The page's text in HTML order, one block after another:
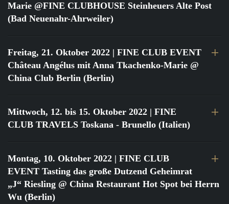
Marie @FINE CLUBHOUSE Steinheuers Alte Post
(Bad Neuenahr-Ahrweiler)
Freitag, 21. Oktober 2022 | FINE CLUB EVENT
Château Angélus mit Anna Tkachenko-Marie @
China Club Berlin (Berlin)
Mittwoch, 12. bis 15. Oktober 2022 | FINE
CLUB TRAVELS Toskana - Brunello (Italien)
Montag, 10. Oktober 2022 | FINE CLUB
EVENT Tasting das große Dutzend Geheimrat
„J“ Riesling @ China Restaurant Hot Spot bei Herrn
Wu (Berlin)